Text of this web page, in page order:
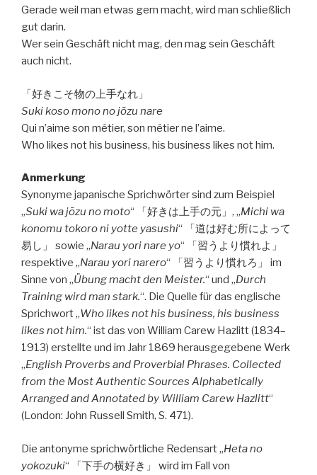
Gerade weil man etwas gern macht, wird man schließlich
gut darin.
Wer sein Geschäft nicht mag, den mag sein Geschäft
auch nicht.
「好きこそ物の上手なれ」
Suki koso mono no jōzu nare
Qui n’aime son métier, son métier ne l’aime.
Who likes not his business, his business likes not him.
Anmerkung
Synonyme japanische Sprichwörter sind zum Beispiel
„Suki wa jōzu no moto“ 「好きは上手の元」, „Michi wa
konomu tokoro ni yotte yasushi“ 「道は好む所によって
易し」 sowie „Narau yori nare yo“ 「習うより慣れよ」
respektive „Narau yori narero“ 「習うより慣れろ」 im
Sinne von „Übung macht den Meister.“ und „Durch
Training wird man stark.“. Die Quelle für das englische
Sprichwort „Who likes not his business, his business
likes not him.“ ist das von William Carew Hazlitt (1834–
1913) erstellte und im Jahr 1869 herausgegebene Werk
„English Proverbs and Proverbial Phrases. Collected
from the Most Authentic Sources Alphabetically
Arranged and Annotated by William Carew Hazlitt“
(London: John Russell Smith, S. 471).
Die antonyme sprichwörtliche Redensart „Heta no
yokozuki“ 「下手の横好き」 wird im Fall von